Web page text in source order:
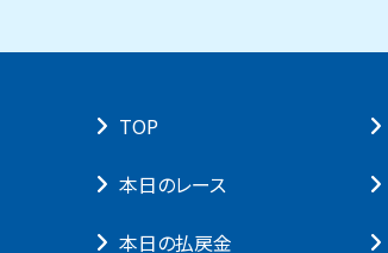
TOP
本⽇のレース
本⽇の払戻⾦